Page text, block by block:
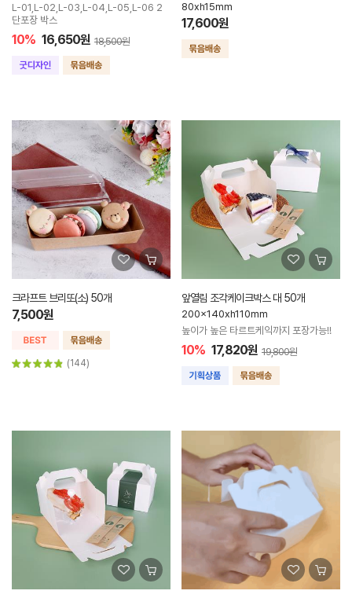
L-01,L-02,L-03,L-04,L-05,L-06 2
단포장 박스
10% 16,650원 18,500원
80xh15mm
17,600원
크라프트 브리또(소) 50개
7,500원
(144)
앞열림 조각케이크박스 대 50개
200x140xh110mm
높이가 높은 타르트케익까지 포장가능!!
10% 17,820원 19,800원